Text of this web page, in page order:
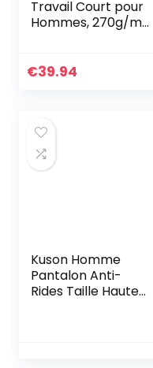
Travail Court pour
Hommes, 270g/m²,
Taille: L
€39.94
Kuson Homme
Pantalon Anti-
Rides Taille Haute